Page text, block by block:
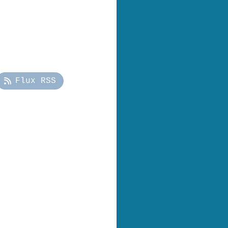
Flux RSS